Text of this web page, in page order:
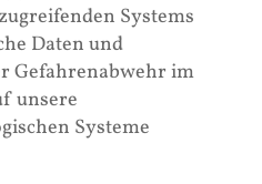
Systems
Daten und
Gefahrenabwehr im
unsere
Systeme